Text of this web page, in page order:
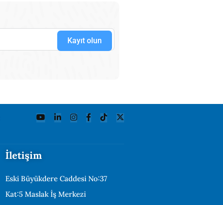
Kayıt olun
İletişim
Eski Büyükdere Caddesi No:37
Kat:5 Maslak İş Merkezi